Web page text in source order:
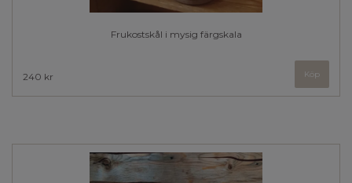
Frukostskål i mysig färgskala
240 kr Köp